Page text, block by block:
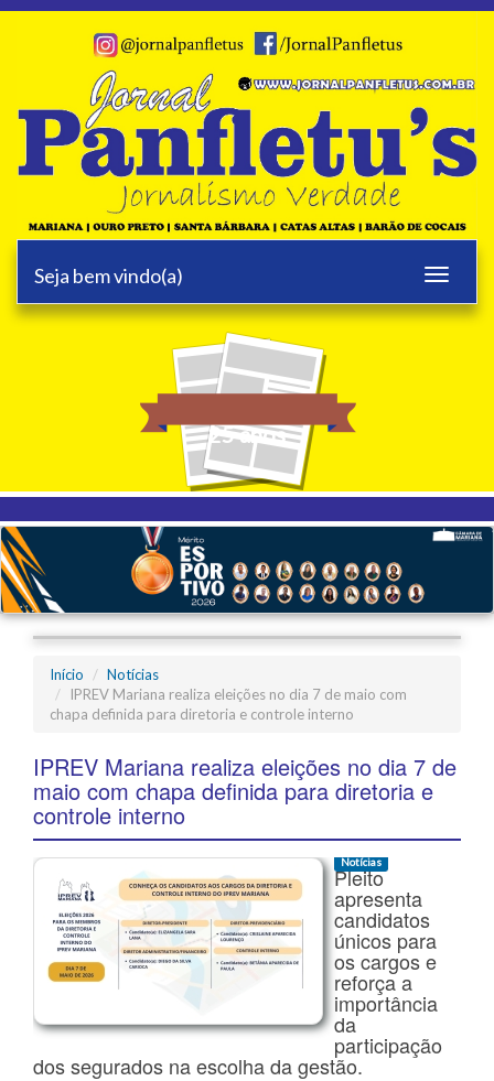
Toggle
Seja bem vindo(a)
25 anos
Início
Notícias
IPREV Mariana realiza eleições no dia 7 de maio com
chapa definida para diretoria e controle interno
IPREV Mariana realiza eleições no dia 7 de
maio com chapa definida para diretoria e
controle interno
Notícias
Pleito
apresenta
candidatos
únicos para
os cargos e
reforça a
importância
da
participação
dos segurados na escolha da gestão.